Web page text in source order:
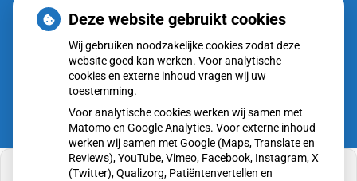
Afspraken
maken
Dossier
bekijken
Deze website gebruikt cookies
Wij gebruiken noodzakelijke cookies zodat deze
website goed kan werken. Voor analytische
cookies en externe inhoud vragen wij uw
toestemming.
Voor analytische cookies werken wij samen met
Matomo en Google Analytics. Voor externe inhoud
werken wij samen met Google (Maps, Translate en
Reviews), YouTube, Vimeo, Facebook, Instagram, X
(Twitter), Qualizorg, Patiëntenvertellen en